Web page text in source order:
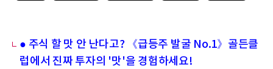
● 주식 할 맛 안 난다고? 《급등주 발굴 No.1》골든클
럽에서 진짜 투자의 '맛'을 경험하세요!